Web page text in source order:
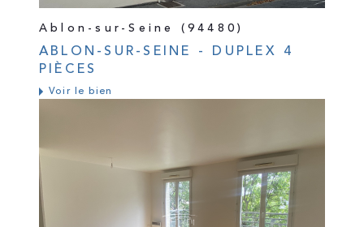
Ablon-sur-Seine (94480)
ABLON-SUR-SEINE - DUPLEX 4
PIÈCES
Voir le bien